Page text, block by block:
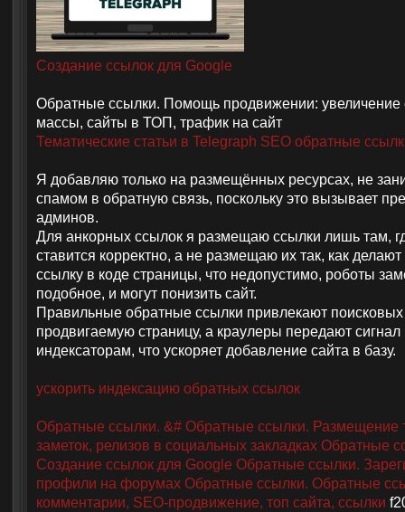
Создание ссылок для Google
Обратные ссылки. Помощь продвижении: увеличение
массы, сайты в ТОП, трафик на сайт
Тематические статьи в Telegraph SEO обратные
Я добавляю только на размещённых ресурсах, не
спамом в обратную связь, поскольку это вызывает
админов.
Для анкорных ссылок я размещаю ссылки лишь там,
ставится корректно, а не размещаю их так, как
ссылку в коде страницы, что недопустимо, роботы
подобное, и могут понизить сайт.
Правильные обратные ссылки привлекают
продвигаемую страницу, а краулеры передают сигнал
индексаторам, что ускоряет добавление сайта в базу.
ускорить индексацию обратных ссылок
Обратные ссылки. &# Обратные ссылки. Размещение
заметок, релизов в социальных закладках Обратные
Создание ссылок для Google Обратные ссылки.
профили на форумах Обратные ссылки. Обратные
комментарии, SEO-продвижение, топ сайта, ссылки